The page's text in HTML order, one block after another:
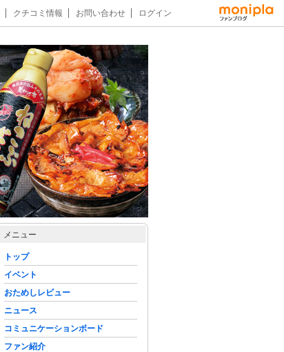
クチコミ情報 お問い合わせ ログイン
メニュー
トップ
イベント
おためしレビュー
ニュース
コミュニケーションボード
ファン紹介